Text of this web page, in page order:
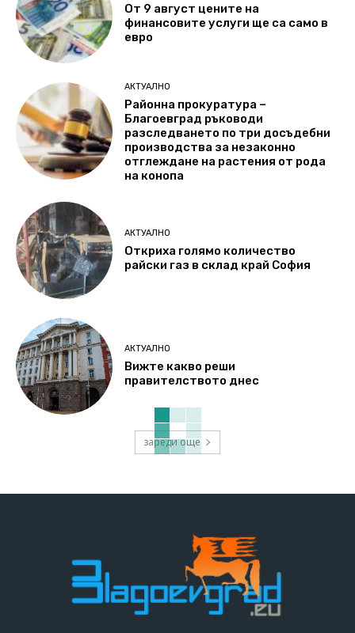
От 9 август цените на
финансовите услуги ще са само в
евро
АКТУАЛНО
Районна прокуратура –
Благоевград ръководи
разследването по три досъдебни
производства за незаконно
отглеждане на растения от рода
на конопа
АКТУАЛНО
Откриха голямо количество
райски газ в склад край София
АКТУАЛНО
Вижте какво реши
правителството днес
зареди още